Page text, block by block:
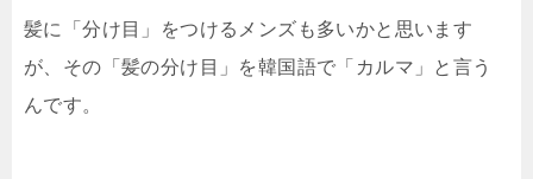
髪に「分け目」をつけるメンズも多いかと思います
が、その「髪の分け目」を韓国語で「カルマ」と言う
んです。